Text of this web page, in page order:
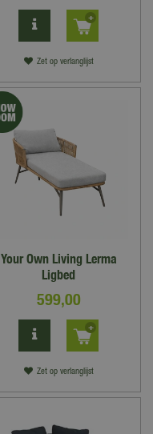
Zet op verlanglijst
Your Own Living Lerma
Ligbed
599,00
Zet op verlanglijst